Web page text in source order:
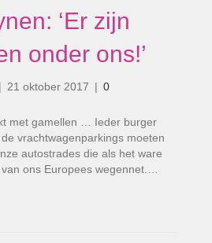
‘Er zijn
onder ons!’
| 21 oktober 2017 | 0
met gamellen … Ieder burger
vrachtwagenparkings moeten
autostrades die als het ware
ons Europees wegennet.…